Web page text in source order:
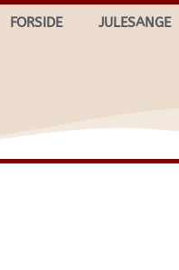
FORSIDE JULESANGE